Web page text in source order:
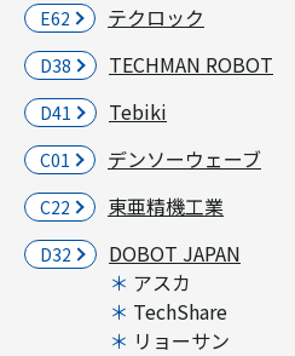
E62 テクロック
D38 TECHMAN ROBOT
D41 Tebiki
C01 デンソーウェーブ
C22 東亜精機工業
D32
DOBOT JAPAN
アスカ
TechShare
リョーサン